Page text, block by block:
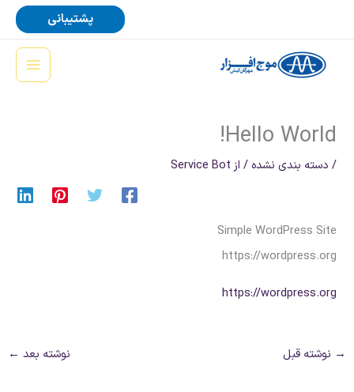
پشتیبانی
Hello World!
/ دسته بندی نشده/ از Service Bot
Simple WordPress Site
https://wordpress.org
https://wordpress.org
→ نوشته قبل نوشته بعد ←